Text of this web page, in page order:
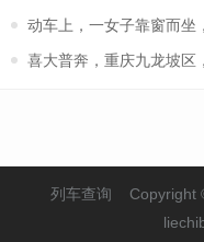
动车上，一女子靠窗而坐
喜大普奔，重庆九龙坡区
列车查询 Copyright